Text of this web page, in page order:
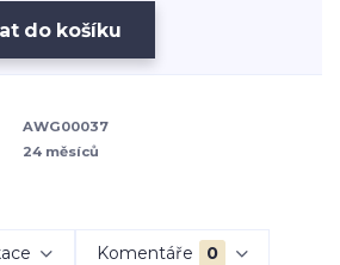
do košíku
AWG00037
24 měsíců
Komentáře 0